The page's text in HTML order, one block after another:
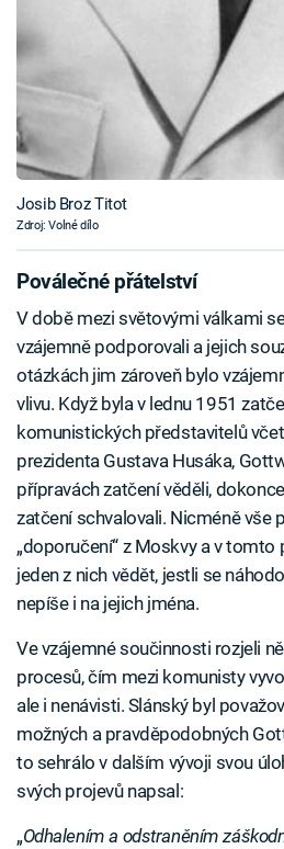
Josib Broz Titot
Zdroj: Volné dílo
Poválečné přátelství
V době mezi světovými válkami
vzájemně podporovali a jejich
otázkách jim zároveň bylo
vlivu. Když byla v lednu 1951
komunistických představitelů
prezidenta Gustava Husáka,
přípravách zatčení věděli,
zatčení schvalovali. Nicméně vše
„doporučení“ z Moskvy a v tomto
jeden z nich vědět, jestli se
nepíše i na jejich jména.
Ve vzájemné součinnosti rozjeli
procesů, čím mezi komunisty
ale i nenávisti. Slánský byl
možných a pravděpodobných
to sehrálo v dalším vývoji svou
svých projevů napsal:
„Odhalením a odstraněním